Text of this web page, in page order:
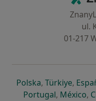
ul.
01-217
Polskase otevře v
, Türkiyese
,
Portugalse otevře
, México,